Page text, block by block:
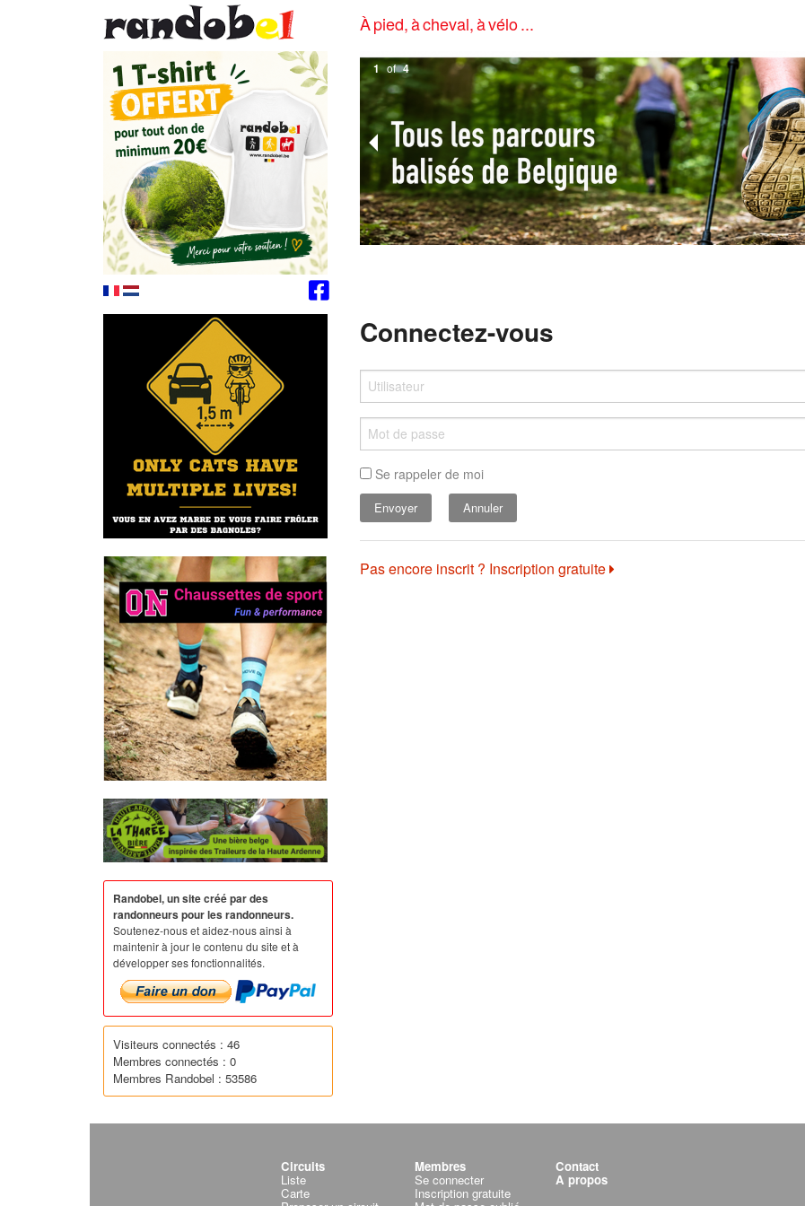
À pied, à cheval, à vélo ...
1 of 4
Connectez-vous
Se rappeler de moi
Annuler
Pas encore inscrit ? Inscription gratuite
Randobel, un site créé par des
randonneurs pour les randonneurs.
Soutenez-nous et aidez-nous ainsi à
maintenir à jour le contenu du site et à
développer ses fonctionnalités.
Visiteurs connectés : 46
Membres connectés : 0
Membres Randobel : 53586
Circuits
Liste
Carte
Membres
Se connecter
Inscription gratuite
Contact
A propos